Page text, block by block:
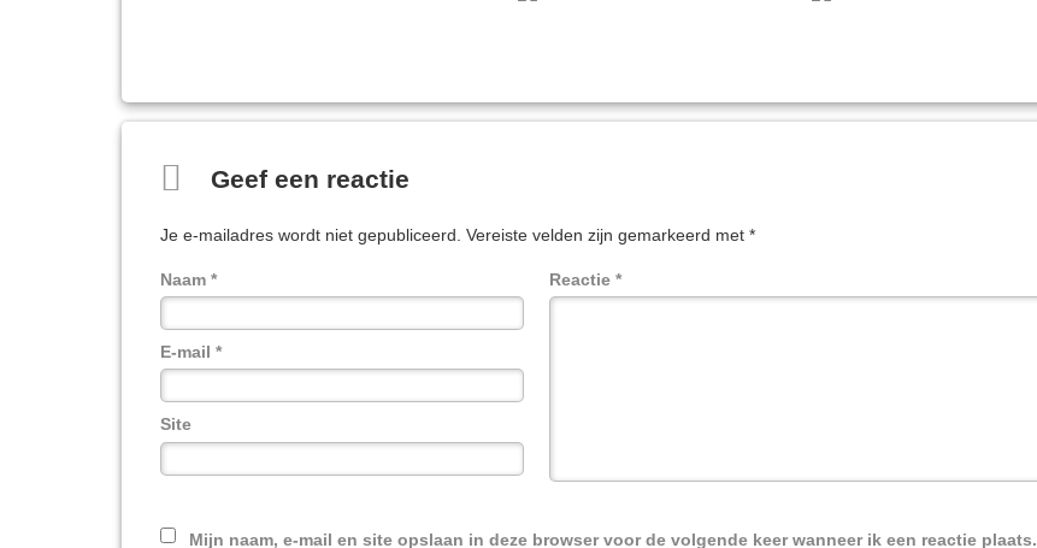
Reacties
Geef een reactie
Je e-mailadres wordt niet gepubliceerd. Vereiste velden zijn gemarkeerd met *
Reactie*
Naam *
E-mail *
Site
Mijn naam, e-mail en site opslaan in deze browser voor de volgende keer wanneer ik een reactie plaats.